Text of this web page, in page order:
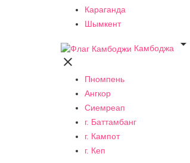
Караганда
Шымкент
Камбоджа


Пномпень
Ангкор
Сиемреап
г. Баттамбанг
г. Кампот
г. Кеп